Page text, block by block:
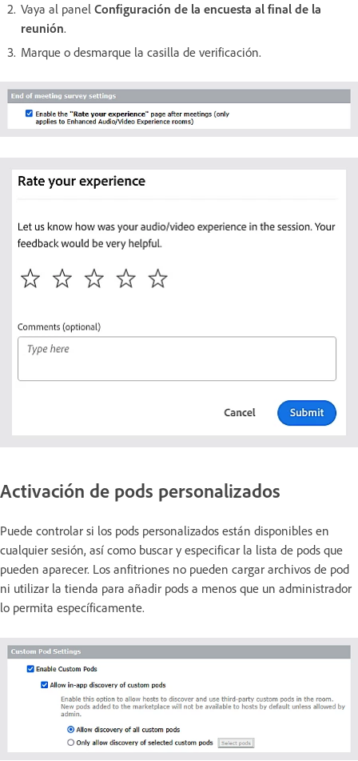
Vaya al panel Configuración de la encuesta al final de la
reunión.
Marque o desmarque la casilla de verificación.
Activación de pods personalizados
Puede controlar si los pods personalizados están disponibles en
cualquier sesión, así como buscar y especificar la lista de pods que
pueden aparecer. Los anfitriones no pueden cargar archivos de pod
ni utilizar la tienda para añadir pods a menos que un administrador
lo permita específicamente.